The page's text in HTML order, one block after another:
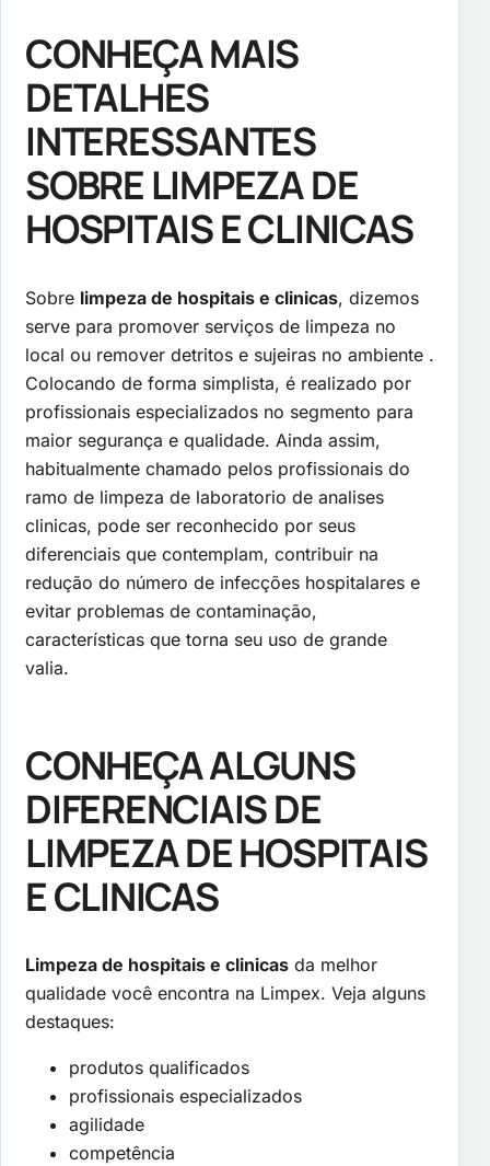
CONHEÇA MAIS
DETALHES
INTERESSANTES
SOBRE LIMPEZA DE
HOSPITAIS E CLINICAS
Sobre limpeza de hospitais e clinicas, dizemos
serve para promover serviços de limpeza no
local ou remover detritos e sujeiras no ambiente .
Colocando de forma simplista, é realizado por
profissionais especializados no segmento para
maior segurança e qualidade. Ainda assim,
habitualmente chamado pelos profissionais do
ramo de limpeza de laboratorio de analises
clinicas, pode ser reconhecido por seus
diferenciais que contemplam, contribuir na
redução do número de infecções hospitalares e
evitar problemas de contaminação,
características que torna seu uso de grande
valia.
CONHEÇA ALGUNS
DIFERENCIAIS DE
LIMPEZA DE HOSPITAIS
E CLINICAS
Limpeza de hospitais e clinicas da melhor
qualidade você encontra na Limpex. Veja alguns
destaques:
produtos qualificados
profissionais especializados
agilidade
competência